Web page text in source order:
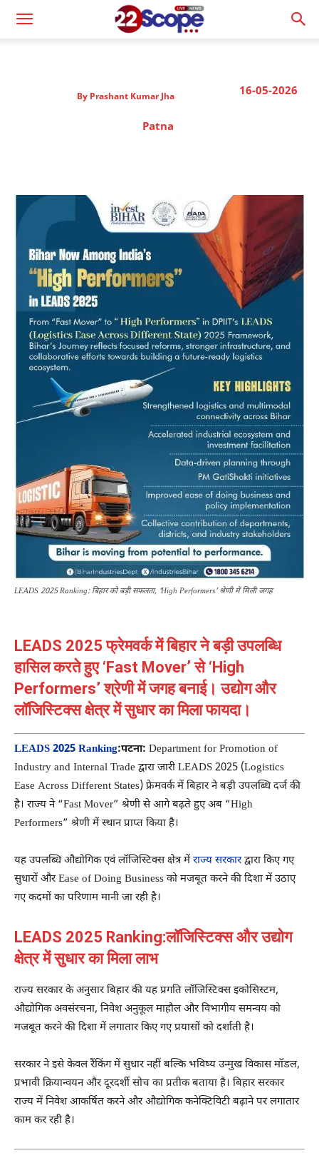
16-05-2026
By Prashant Kumar Jha
Patna
LEADS 2025 Ranking: बिहार को बड़ी सफलता, ‘High Performers’ श्रेणी में मिली जगह
LEADS 2025 फ्रेमवर्क में बिहार ने बड़ी उपलब्धि
हासिल करते हुए ‘Fast Mover’ से ‘High
Performers’ श्रेणी में जगह बनाई। उद्योग और
लॉजिस्टिक्स क्षेत्र में सुधार का मिला फायदा।
LEADS 2025 Ranking:पटना: Department for Promotion of
Industry and Internal Trade द्वारा जारी LEADS 2025 (Logistics
Ease Across Different States) फ्रेमवर्क में बिहार ने बड़ी उपलब्धि दर्ज की
है। राज्य ने “Fast Mover” श्रेणी से आगे बढ़ते हुए अब “High
Performers” श्रेणी में स्थान प्राप्त किया है।
यह उपलब्धि औद्योगिक एवं लॉजिस्टिक्स क्षेत्र मेंराज्य सरकारद्वारा किए गए
सुधारों और Ease of Doing Business को मजबूत करने की दिशा में उठाए
गए कदमों का परिणाम मानी जा रही है।
LEADS 2025 Ranking:लॉजिस्टिक्स और उद्योग
क्षेत्र में सुधार का मिला लाभ
राज्य सरकार के अनुसार बिहार की यह प्रगति लॉजिस्टिक्स इकोसिस्टम,
औद्योगिक अवसंरचना, निवेश अनुकूल माहौल और विभागीय समन्वय को
मजबूत करने की दिशा में लगातार किए गए प्रयासों को दर्शाती है।
सरकार ने इसे केवल रैंकिंग में सुधार नहीं बल्कि भविष्य उन्मुख विकास मॉडल,
प्रभावी क्रियान्वयन और दूरदर्शी सोच का प्रतीक बताया है। बिहार सरकार
राज्य में निवेश आकर्षित करने और औद्योगिक कनेक्टिविटी बढ़ाने पर लगातार
काम कर रही है।